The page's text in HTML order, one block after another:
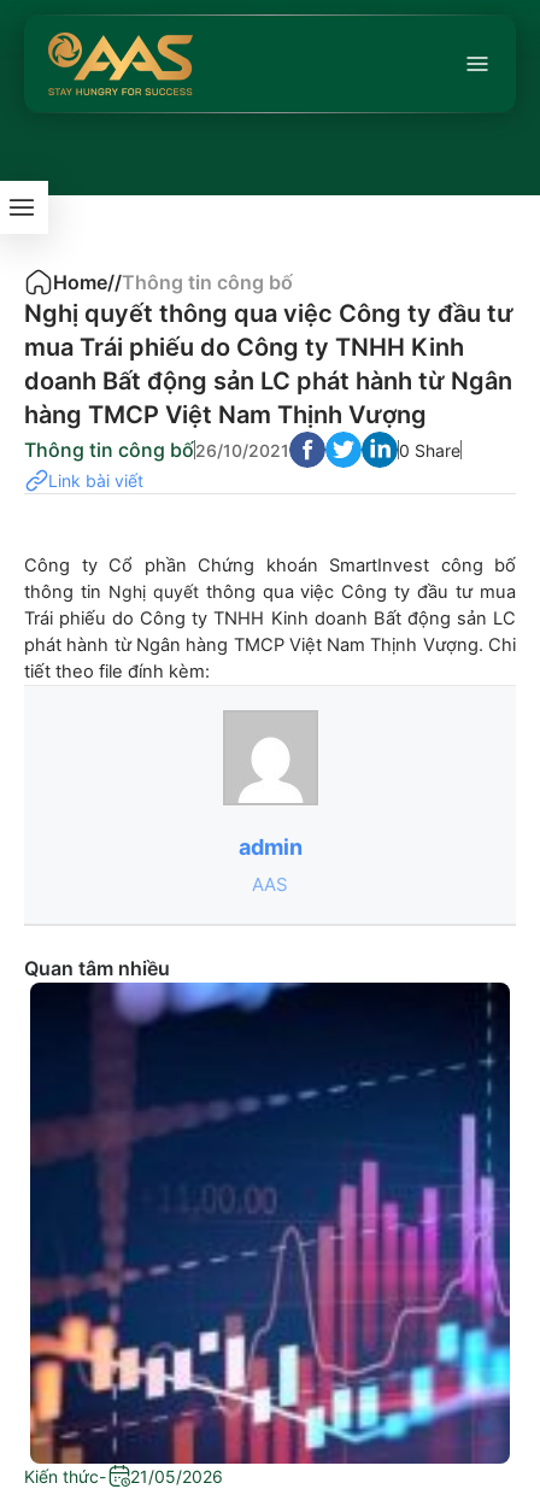
Home//Thông tin công bố
Nghị quyết thông qua việc Công ty đầu tư
mua Trái phiếu do Công ty TNHH Kinh
doanh Bất động sản LC phát hành từ Ngân
hàng TMCP Việt Nam Thịnh Vượng
Thông tin công bố26/10/2021
0 Share
Link bài viết
Công ty Cổ phần Chứng khoán SmartInvest công bố
thông tin Nghị quyết thông qua việc Công ty đầu tư mua
Trái phiếu do Công ty TNHH Kinh doanh Bất động sản LC
phát hành từ Ngân hàng TMCP Việt Nam Thịnh Vượng. Chi
tiết theo file đính kèm:
admin
AAS
Quan tâm nhiều
Kiến thức-
21/05/2026